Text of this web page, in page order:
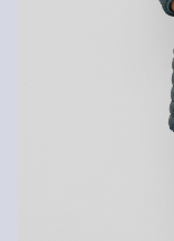
Séchage à
Afin de contribuer au
employons de plus